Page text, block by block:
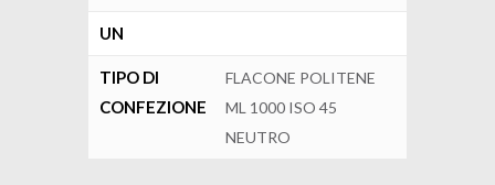
UN
TIPO DI
CONFEZIONE
FLACONE POLITENE
ML 1000 ISO 45
NEUTRO